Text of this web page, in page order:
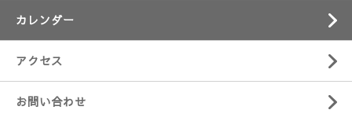
カレンダー
アクセス
お問い合わせ